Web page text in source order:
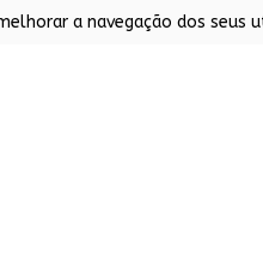
a navegação dos seus